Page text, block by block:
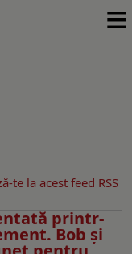
≡
te la acest feed RSS
printr-
Bob și